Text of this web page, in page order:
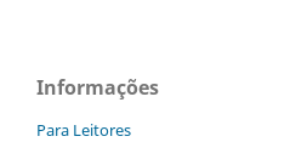
Informações
Para Leitores